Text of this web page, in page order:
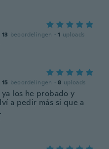
13 beoordelingen · 1 uploads
15 beoordelingen · 8 uploads
los he probado y
a pedir más si que a